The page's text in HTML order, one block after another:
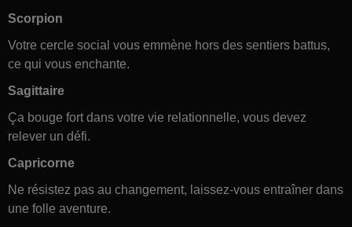
Scorpion
Votre cercle social vous emmène hors des sentiers battus,
ce qui vous enchante.
Sagittaire
Ça bouge fort dans votre vie relationnelle, vous devez
relever un défi.
Capricorne
Ne résistez pas au changement, laissez-vous entraîner dans
une folle aventure.